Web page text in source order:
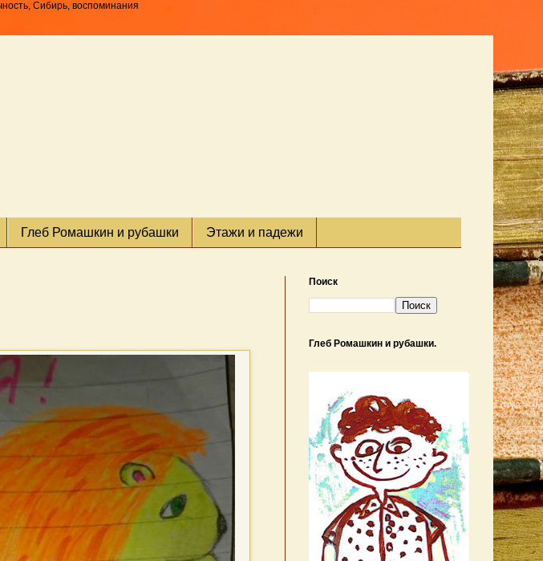
Сибирь, воспоминания
Глеб Ромашкин и рубашки Этажи и падежи
Поиск
Глеб Ромашкин и рубашки.